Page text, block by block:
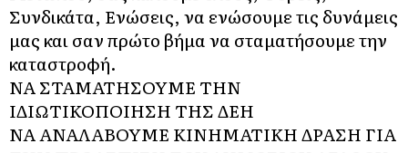
Συνδικάτα, Ενώσεις, να ενώσουμε τις δυνάμεις
μας και σαν πρώτο βήμα να σταματήσουμε την
καταστροφή.
ΝΑ ΣΤΑΜΑΤΗΣΟΥΜΕ ΤΗΝ
ΙΔΙΩΤΙΚΟΠΟΙΗΣΗ ΤΗΣ ΔΕΗ
ΝΑ ΑΝΑΛΑΒΟΥΜΕ ΚΙΝΗΜΑΤΙΚΗ ΔΡΑΣΗ ΓΙΑ